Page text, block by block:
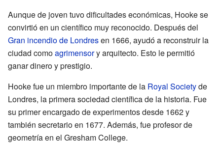
Aunque de joven tuvo dificultades económicas, Hooke se
convirtió en un científico muy reconocido. Después del
Gran incendio de Londresen 1666, ayudó a reconstruir la
ciudad comoagrimensory arquitecto. Esto le permitió
ganar dinero y prestigio.
Hooke fue un miembro importante de la Royal Societyde
Londres, la primera sociedad científica de la historia. Fue
su primer encargado de experimentos desde 1662 y
también secretario en 1677. Además, fue profesor de
geometría en el Gresham College.